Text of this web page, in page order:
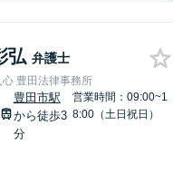
弘 弁護士
豊田法律事務所
豊田市駅
から徒歩3
分
営業時間：09:00~1
8:00（土日祝日）